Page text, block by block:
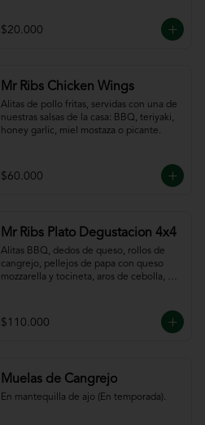
$20.000
Mr Ribs Chicken Wings
Alitas de pollo fritas, servidas con una de
nuestras salsas de la casa: BBQ, teriyaki,
honey garlic, miel mostaza o picante.
$60.000
Mr Ribs Plato Degustacion 4x4
Alitas BBQ, dedos de queso, rollos de
cangrejo, pellejos de papa con queso
mozzarella y tocineta, aros de cebolla,
$110.000
Muelas de Cangrejo
En mantequilla de ajo (En temporada).